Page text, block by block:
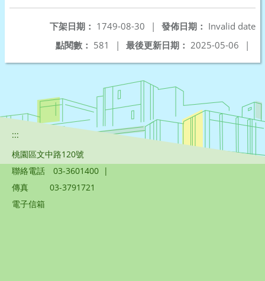
發佈日期： Invalid date
下架日期： 1749-08-30
|
最後更新日期： 2025-05-06 |
點閱數： 581 |
:::
桃園區文中路120號
聯絡電話
03-3601400 |
傳真
03-3791721
電子信箱